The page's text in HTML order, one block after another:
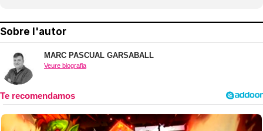
Sobre l'autor
MARC PASCUAL GARSABALL
Veure biografia